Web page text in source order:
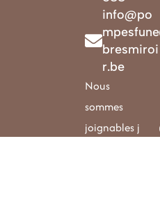
info@po
mpesfune
bresmiroi
r.be
Nous
sommes
joignables j